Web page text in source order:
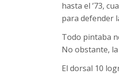
hasta el ’73,
para defender
Todo pintaba
No obstante,
El dorsal 10